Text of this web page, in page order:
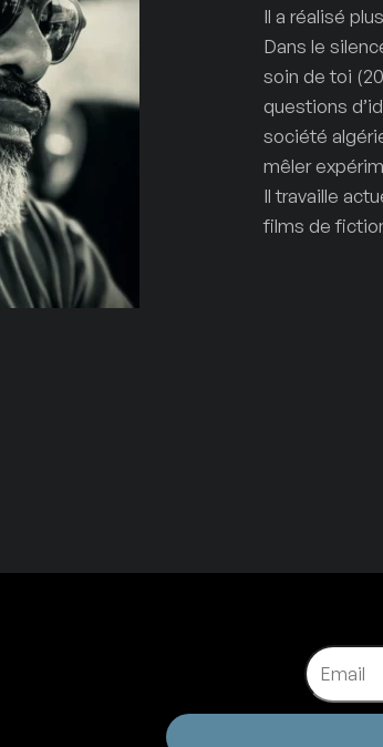
Il a réalisé
Dans le
soin de toi
questions
société
mêler
Il travaille
films de
Email